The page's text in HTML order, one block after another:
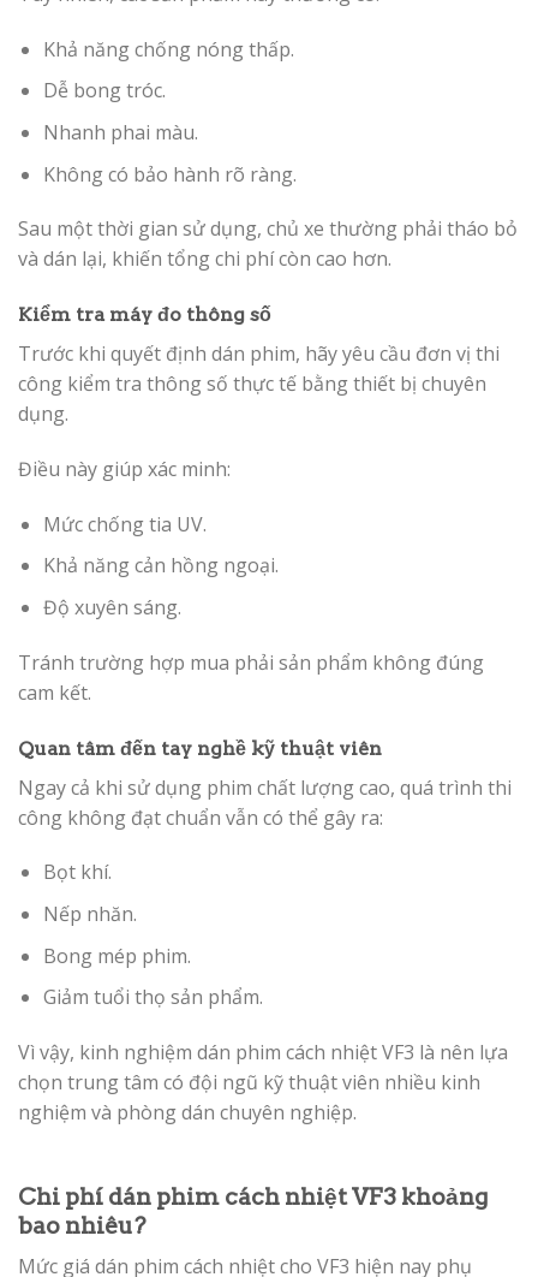
Khả năng chống nóng thấp.
Dễ bong tróc.
Nhanh phai màu.
Không có bảo hành rõ ràng.
Sau một thời gian sử dụng, chủ xe thường phải tháo bỏ
và dán lại, khiến tổng chi phí còn cao hơn.
Kiểm tra máy đo thông số
Trước khi quyết định dán phim, hãy yêu cầu đơn vị thi
công kiểm tra thông số thực tế bằng thiết bị chuyên
dụng.
Điều này giúp xác minh:
Mức chống tia UV.
Khả năng cản hồng ngoại.
Độ xuyên sáng.
Tránh trường hợp mua phải sản phẩm không đúng
cam kết.
Quan tâm đến tay nghề kỹ thuật viên
Ngay cả khi sử dụng phim chất lượng cao, quá trình thi
công không đạt chuẩn vẫn có thể gây ra:
Bọt khí.
Nếp nhăn.
Bong mép phim.
Giảm tuổi thọ sản phẩm.
Vì vậy, kinh nghiệm dán phim cách nhiệt VF3 là nên lựa
chọn trung tâm có đội ngũ kỹ thuật viên nhiều kinh
nghiệm và phòng dán chuyên nghiệp.
Chi phí dán phim cách nhiệt VF3 khoảng
bao nhiêu?
Mức giá dán phim cách nhiệt cho VF3 hiện nay phụ